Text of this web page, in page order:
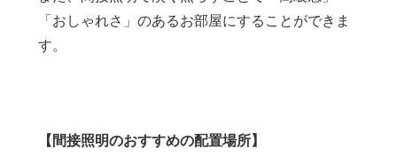
「おしゃれさ」のあるお部屋にすることができま
す。
【間接照明のおすすめの配置場所】